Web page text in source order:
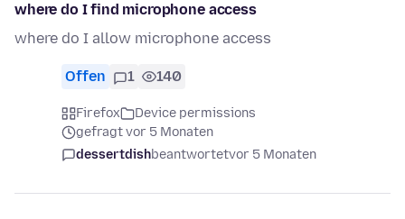
where do I find microphone access
where do I allow microphone access
Offen 1 140
Firefox
Device permissions
gefragt vor 5 Monaten
dessertdishbeantwortetvor 5 Monaten